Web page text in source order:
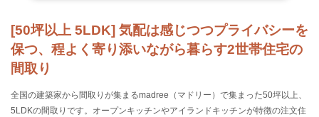
[50坪以上 5LDK] 気配は感じつつプライバシーを
保つ、程よく寄り添いながら暮らす2世帯住宅の
間取り
全国の建築家から間取りが集まるmadree（マドリー）で集まった50坪以上、
5LDKの間取りです。オープンキッチンやアイランドキッチンが特徴の注文住